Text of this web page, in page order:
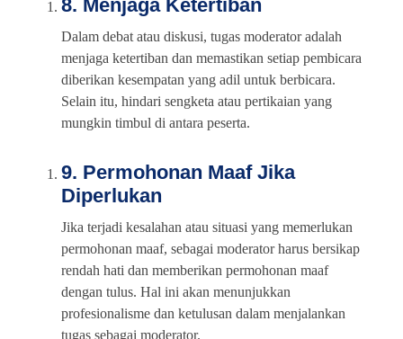
8. Menjaga Ketertiban
Dalam debat atau diskusi, tugas moderator adalah
menjaga ketertiban dan memastikan setiap pembicara
diberikan kesempatan yang adil untuk berbicara.
Selain itu, hindari sengketa atau pertikaian yang
mungkin timbul di antara peserta.
9. Permohonan Maaf Jika
Diperlukan
Jika terjadi kesalahan atau situasi yang memerlukan
permohonan maaf, sebagai moderator harus bersikap
rendah hati dan memberikan permohonan maaf
dengan tulus. Hal ini akan menunjukkan
profesionalisme dan ketulusan dalam menjalankan
tugas sebagai moderator.